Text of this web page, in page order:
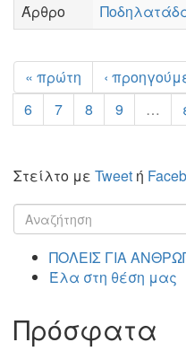
Άρθρο
« πρώτη ‹
6
7 8 9 …
Στείλτο με Tweet ή
Φόρμα
αναζήτησης
ΠΟΛΕΙΣ ΓΙΑ
Έλα στη θέση μας
Πρόσφατα